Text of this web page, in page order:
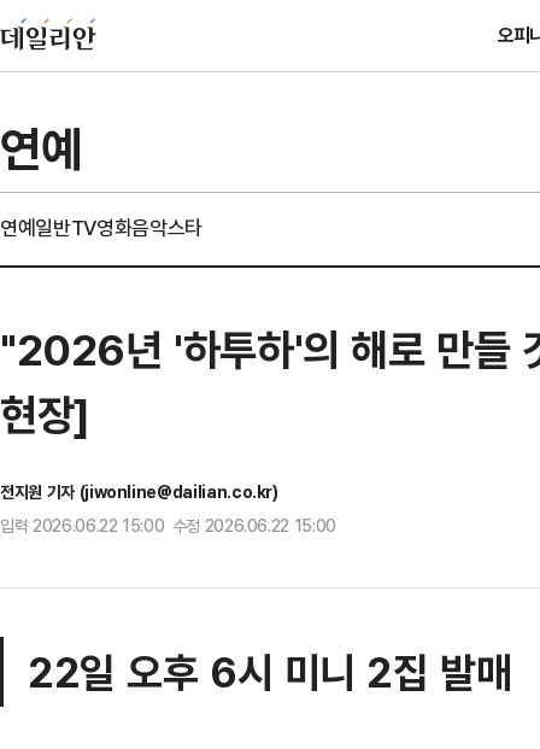
오피
연예
연예일반TV영화음악스타
"2026년 '하투하'의 해로 만들
현장]
전지원 기자 (jiwonline@dailian.co.kr)
입력 2026.06.22 15:00 수정 2026.06.22 15:00
22일 오후 6시 미니 2집 발매